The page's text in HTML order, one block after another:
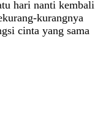
hari nanti kembali
cinta yang sama